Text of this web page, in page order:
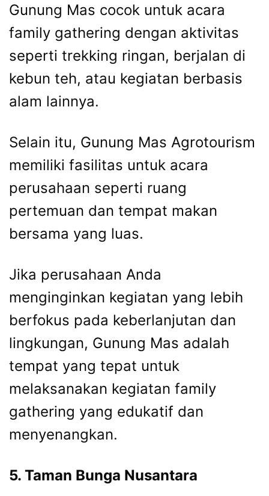
Gunung Mas cocok untuk acara
family gathering dengan aktivitas
seperti trekking ringan, berjalan di
kebun teh, atau kegiatan berbasis
alam lainnya.
Selain itu, Gunung Mas Agrotourism
memiliki fasilitas untuk acara
perusahaan seperti ruang
pertemuan dan tempat makan
bersama yang luas.
Jika perusahaan Anda
menginginkan kegiatan yang lebih
berfokus pada keberlanjutan dan
lingkungan, Gunung Mas adalah
tempat yang tepat untuk
melaksanakan kegiatan family
gathering yang edukatif dan
menyenangkan.
5. Taman Bunga Nusantara